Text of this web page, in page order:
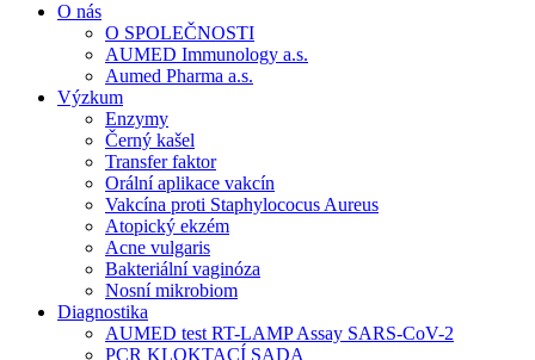
O nás
O SPOLEČNOSTI
AUMED Immunology a.s.
Aumed Pharma a.s.
Výzkum
Enzymy
Černý kašel
Transfer faktor
Orální aplikace vakcín
Vakcína proti Staphylococus Aureus
Atopický ekzém
Acne vulgaris
Bakteriální vaginóza
Nosní mikrobiom
Diagnostika
AUMED test RT-LAMP Assay SARS-CoV-2
PCR KLOKTACÍ SADA